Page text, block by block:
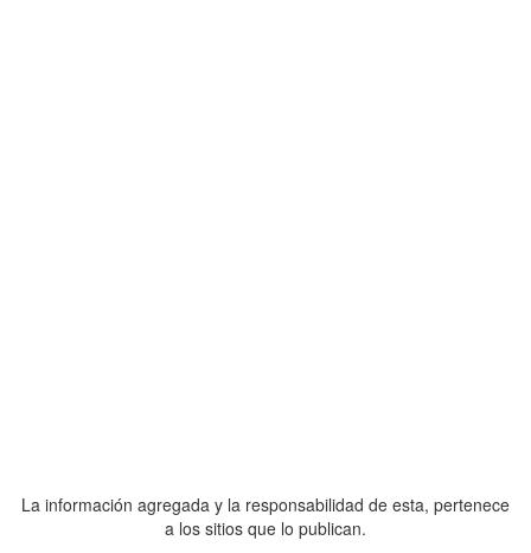
La información agregada y la responsabilidad de esta, pertenece
a los sitios que lo publican.